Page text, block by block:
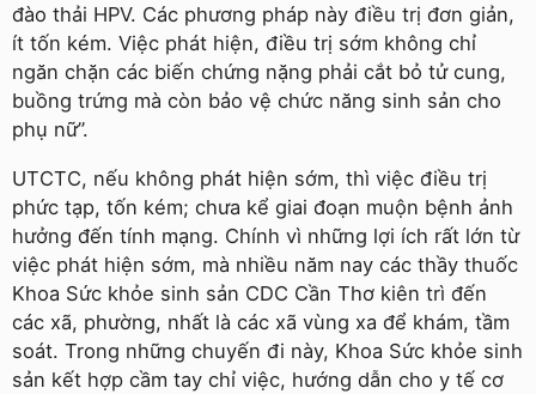
đào thải HPV. Các phương pháp này điều trị đơn giản,
ít tốn kém. Việc phát hiện, điều trị sớm không chỉ
ngăn chặn các biến chứng nặng phải cắt bỏ tử cung,
buồng trứng mà còn bảo vệ chức năng sinh sản cho
phụ nữ”.
UTCTC, nếu không phát hiện sớm, thì việc điều trị
phức tạp, tốn kém; chưa kể giai đoạn muộn bệnh ảnh
hưởng đến tính mạng. Chính vì những lợi ích rất lớn từ
việc phát hiện sớm, mà nhiều năm nay các thầy thuốc
Khoa Sức khỏe sinh sản CDC Cần Thơ kiên trì đến
các xã, phường, nhất là các xã vùng xa để khám, tầm
soát. Trong những chuyến đi này, Khoa Sức khỏe sinh
sản kết hợp cầm tay chỉ việc, hướng dẫn cho y tế cơ